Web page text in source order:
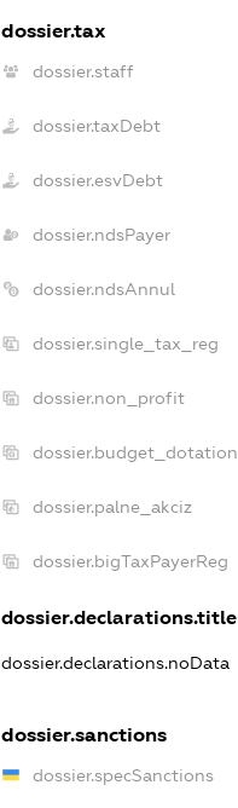
dossier.tax
dossier.staff
dossier.taxDebt
dossier.esvDebt
dossier.ndsPayer
dossier.ndsAnnul
dossier.single_tax_reg
dossier.non_profit
dossier.budget_dotation
dossier.palne_akciz
dossier.bigTaxPayerReg
dossier.declarations.title
dossier.declarations.noData
dossier.sanctions
dossier.specSanctions